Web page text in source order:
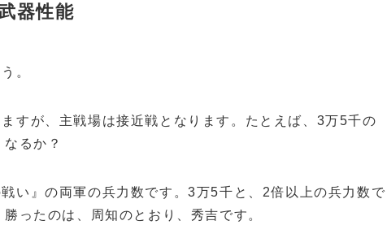
器性能
。
すが、主戦場は接近戦となります。たとえば、3万5千の
るか？
い』の両軍の兵力数です。3万5千と、2倍以上の兵力数で
ったのは、周知のとおり、秀吉です。